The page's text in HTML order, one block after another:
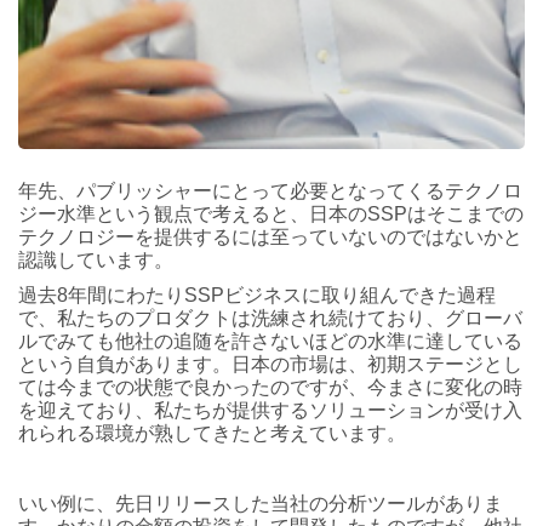
年先、パブリッシャーにとって必要となってくるテクノロ
ジー水準という観点で考えると、日本のSSPはそこまでの
テクノロジーを提供するには至っていないのではないかと
認識しています。
過去8年間にわたりSSPビジネスに取り組んできた過程
で、私たちのプロダクトは洗練され続けており、グローバ
ルでみても他社の追随を許さないほどの水準に達している
という自負があります。日本の市場は、初期ステージとし
ては今までの状態で良かったのですが、今まさに変化の時
を迎えており、私たちが提供するソリューションが受け入
れられる環境が熟してきたと考えています。
いい例に、先日リリースした当社の分析ツールがありま